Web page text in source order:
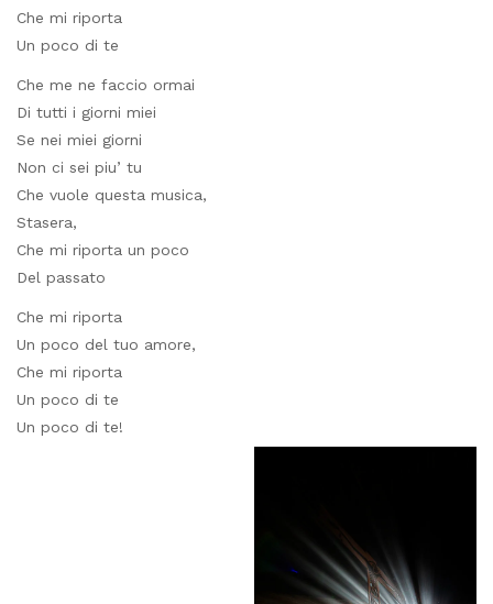
Che mi riporta
Un poco di te
Che me ne faccio ormai
Di tutti i giorni miei
Se nei miei giorni
Non ci sei piu’ tu
Che vuole questa musica,
Stasera,
Che mi riporta un poco
Del passato
Che mi riporta
Un poco del tuo amore,
Che mi riporta
Un poco di te
Un poco di te!